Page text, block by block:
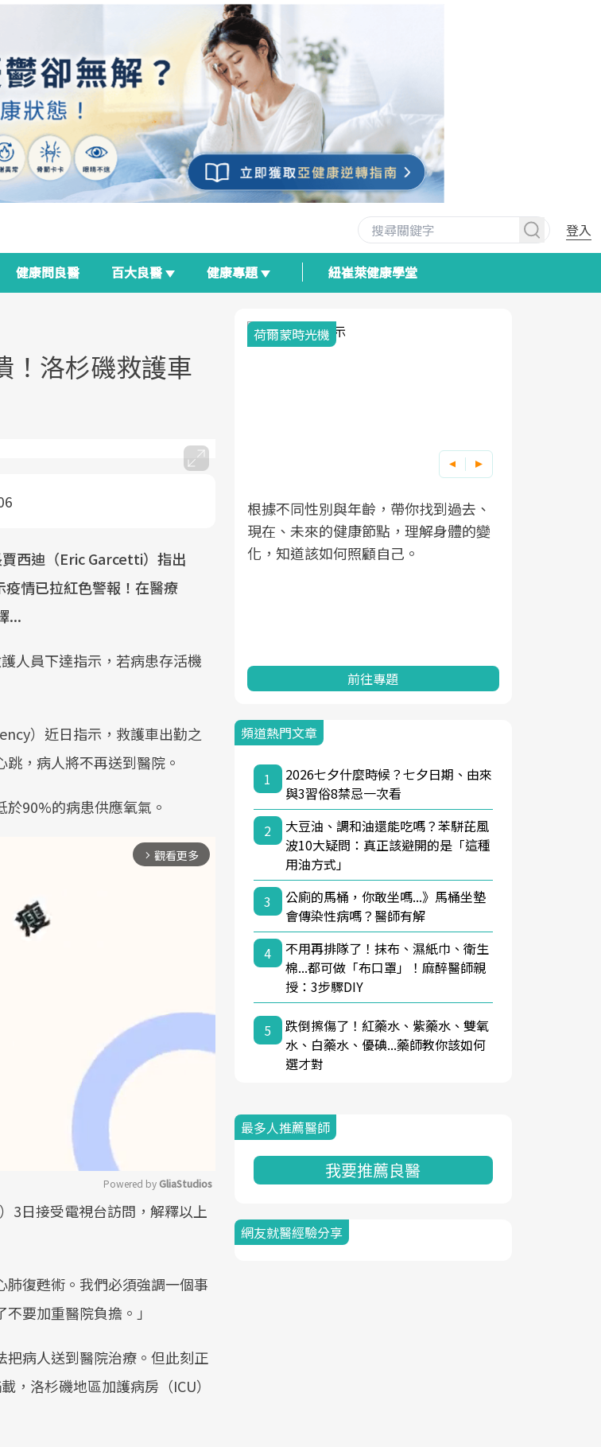
登入
健康問良醫 百大良醫 健康專題 紐崔萊健康學堂
！洛杉磯救護車
西迪（Eric Garcetti）指出
疫情已拉紅色警報！在醫療
...
人員下達指示，若病患存活機
）近日指示，救護車出勤之
，病人將不再送到醫院。
90%的病患供應氧氣。
arrow_forward_ios 觀看更多
Powered by GliaStudios
3日接受電視台訪問，解釋以上
復甦術。我們必須強調一個事
要加重醫院負擔。」
病人送到醫院治療。但此刻正
，洛杉磯地區加護病房（ICU）
高齡社會的浪潮，台灣正在快速
「健康台灣推動委員會」與「長
核心議題。然而，健檢不只是醫
的服務，更是民眾了解自身健康
，就到良醫生活祭體驗「一站式
動你的健康革命！
康網從「換季的身體變化」出
亞健康的認知，進而引導實際的
荷爾蒙時光機
根據不同性別與年齡，帶你找到過去、
現在、未來的健康節點，理解身體的變
化，知道該如何照顧自己。
前往專題
頻道熱門文章
1
2026七夕什麼時候？七夕日期、由來
與3習俗8禁忌一次看
2
大豆油、調和油還能吃嗎？苯駢芘風
波10大疑問：真正該避開的是「這種
用油方式」
3
公廁的馬桶，你敢坐嗎...》馬桶坐墊
會傳染性病嗎？醫師有解
4
不用再排隊了！抹布、濕紙巾、衛生
棉...都可做「布口罩」！麻醉醫師親
授：3步驟DIY
5
跌倒擦傷了！紅藥水、紫藥水、雙氧
水、白藥水、優碘...藥師教你該如何
選才對
最多人推薦醫師
我要推薦良醫
網友就醫經驗分享